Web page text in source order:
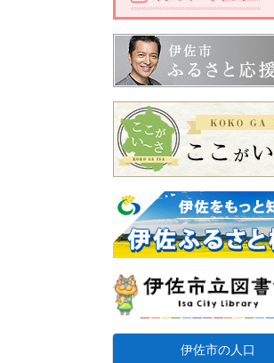
伊佐市の人口